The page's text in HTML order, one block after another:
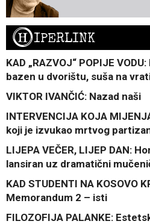
HIPERLINK
KAD „RAZVOJ“ POPIJE
bazen u dvorištu, suša na
VIKTOR IVANČIĆ: Nazad naši
INTERVENCIJA KOJA
koji je izvukao mrtvog
LIJEPA VEČER, LIJEP DAN:
lansiran uz dramatični
KAD STUDENTI NA KOSOVO
Memorandum 2 – isti
FILOZOFIJA PALANKE: